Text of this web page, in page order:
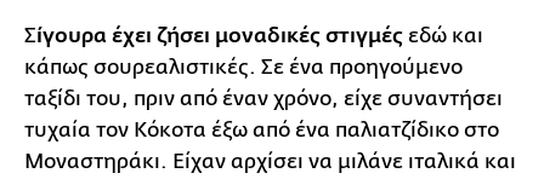
Σίγουρα έχει ζήσει μοναδικές στιγμές εδώ και
κάπως σουρεαλιστικές. Σε ένα προηγούμενο
ταξίδι του, πριν από έναν χρόνο, είχε συναντήσει
τυχαία τον Κόκοτα έξω από ένα παλιατζίδικο στο
Μοναστηράκι. Είχαν αρχίσει να μιλάνε ιταλικά και